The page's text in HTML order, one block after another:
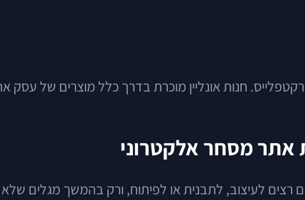
חנות אונליין מוכרת בדרך כלל מוצרים של
אתר מסחר אלקטרוני
רצים לעיצוב, לתבנית או לפיתוח, ורק בהמשך מגלים